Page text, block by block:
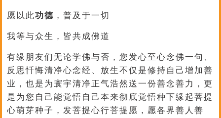
愿以此功德 ，普及于一切
我等与众生，皆共成佛道
有缘朋友们无论学佛与否，您发心至心念佛一句、
反思忏悔清净心念经、放生不仅是修持自己增加善
业，也是为寰宇清净正气浩然送一份善念善力，更
是为您自己能觉悟自己本来彻底觉悟种下缘起菩提
心萌芽种子，发菩提心行菩提愿，愿各界善人善